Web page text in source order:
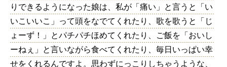
りできるようになった娘は、私が「痛い」と言うと「い
いこいいこ」って頭をなでてくれたり、歌を歌うと「じ
ょーず！」とパチパチほめてくれたり、ご飯を「おいし
ーねぇ」と言いながら食べてくれたり、毎日いっぱい幸
せをくれるんですよ。思わずにっこりしちゃうような、